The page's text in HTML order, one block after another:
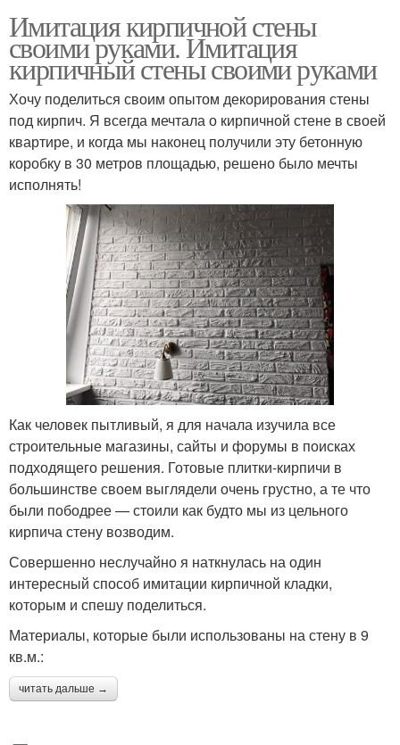
Имитация кирпичной стены
своими руками. Имитация
кирпичный стены своими руками
Хочу поделиться своим опытом декорирования стены
под кирпич. Я всегда мечтала о кирпичной стене в своей
квартире, и когда мы наконец получили эту бетонную
коробку в 30 метров площадью, решено было мечты
исполнять!
Как человек пытливый, я для начала изучила все
строительные магазины, сайты и форумы в поисках
подходящего решения. Готовые плитки-кирпичи в
большинстве своем выглядели очень грустно, а те что
были пободрее — стоили как будто мы из цельного
кирпича стену возводим.
Совершенно неслучайно я наткнулась на один
интересный способ имитации кирпичной кладки,
которым и спешу поделиться.
Материалы, которые были использованы на стену в 9
кв.м.:
читать дальше →